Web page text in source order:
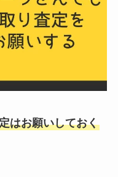
はお願いしておく